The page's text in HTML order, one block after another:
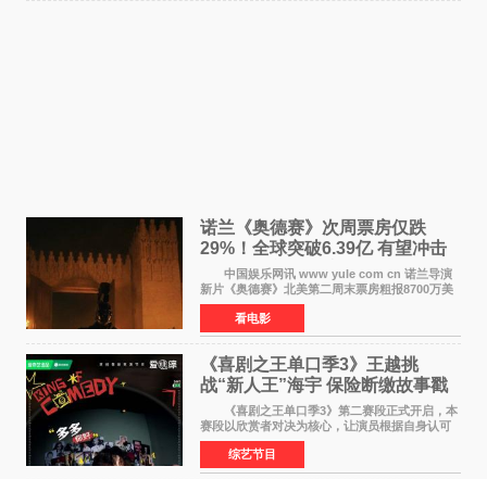
诺兰《奥德赛》次周票房仅跌
29%！全球突破6.39亿 有望冲击
13亿成诺兰最卖座电影
中国娱乐网讯 www yule com cn 诺兰导演
新片《奥德赛》北美第二周末票房粗报8700万美
元（周五至周日：2600万&rarr;3460万
&rarr;2640万），较首周1 24亿美元仅下跌29
6%，走势极为强劲，远超
看电影
《喜剧之王单口季3》王越挑
战“新人王”海宇 保险断缴故事戳
中生活痛点
《喜剧之王单口季3》第二赛段正式开启，本
赛段以欣赏者对决为核心，让演员根据自身认可
选择对手，在作品碰撞中完成一次喜剧创作者之
间的交流。这里有实力相当的正面对抗，也有老
朋友、老对手之
综艺节目